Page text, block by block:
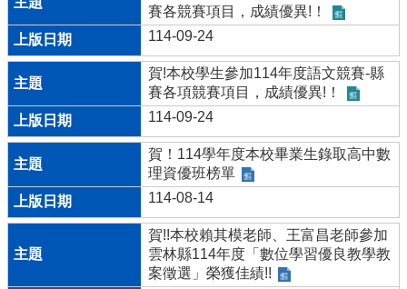
賽各競賽項目，成績優異!！
114-09-24
賀!本校學生參加114年度語文競賽-縣
賽各項競賽項目，成績優異!！
114-09-24
賀！114學年度本校畢業生錄取高中數
理資優班榜單
114-08-14
賀!!本校賴其模老師、王富昌老師參加
雲林縣114年度「數位學習優良教學教
案徵選」榮獲佳績!!